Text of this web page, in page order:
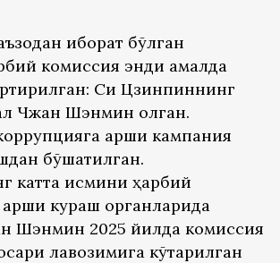
иборат бўлган
комиссия энди амалда
Си Цзинпиннинг
Чжан Шэнмин қолган.
қарши кампания
бўшатилган.
катта қисмини ҳарбий
кураш органларида
Шэнмин 2025 йилда комиссия
лавозимига кўтарилган